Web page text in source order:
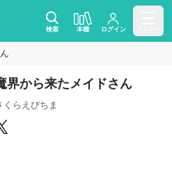
検索 本棚 ログイン
界から来たメイドさん
くらえびちま